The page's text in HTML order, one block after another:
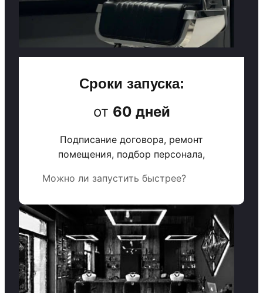
Сроки запуска:
от 60 дней
Подписание договора, ремонт
помещения, подбор персонала,
Можно ли запустить быстрее?